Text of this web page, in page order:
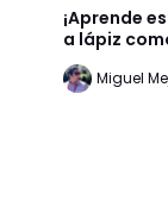
¡Aprende
a lápiz
Miguel